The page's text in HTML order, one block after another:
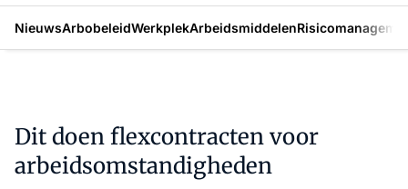
NieuwsArbobeleidWerkplekArbeidsmiddelen
Dit doen flexcontracten voor
arbeidsomstandigheden